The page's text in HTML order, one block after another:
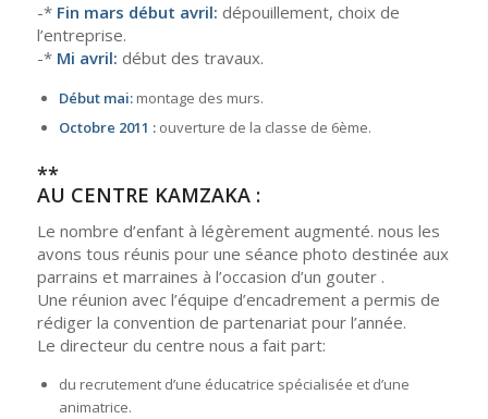
-*Fin mars début avril: dépouillement, choix de
l’entreprise.
-*Mi avril: début des travaux.
Début mai:montage des murs.
Octobre 2011 :ouverture de la classe de 6ème.
**
AU CENTRE KAMZAKA :
Le nombre d’enfant à légèrement augmenté. nous les
avons tous réunis pour une séance photo destinée aux
parrains et marraines à l’occasion d’un gouter .
Une réunion avec l’équipe d’encadrement a permis de
rédiger la convention de partenariat pour l’année.
Le directeur du centre nous a fait part:
du recrutement d’une éducatrice spécialisée et d’une
animatrice.